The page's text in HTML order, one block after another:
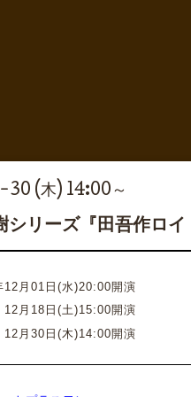
(木) 14:00～
シリーズ『田吾作ロ
月01日(水)20:00開演
12月18日(土)15:00開演
12月30日(木)14:00開演